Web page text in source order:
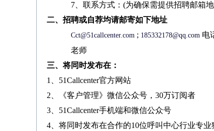
7、联系方式：(为确保需提供招聘邮箱
二、招聘或自荐均请邮寄如下地址
Cct@51callcenter.com ; 185332178@qq.com 电
老师
三、将同时发布在：
1、51Callcenter官方网站
2、《客户管理》微信公众号，30万订阅者
3、51Callcenter手机端和微信公众号
4、将同时发布在合作的10位呼叫中心行业专业